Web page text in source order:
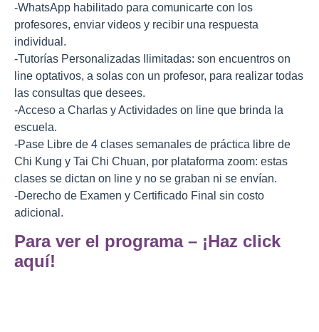
-WhatsApp habilitado para comunicarte con los
profesores, enviar videos y recibir una respuesta
individual.
-Tutorías Personalizadas Ilimitadas: son encuentros on
line optativos, a solas con un profesor, para realizar todas
las consultas que desees.
-Acceso a Charlas y Actividades on line que brinda la
escuela.
-Pase Libre de 4 clases semanales de práctica libre de
Chi Kung y Tai Chi Chuan, por plataforma zoom: estas
clases se dictan on line y no se graban ni se envían.
-Derecho de Examen y Certificado Final sin costo
adicional.
Para ver el programa – ¡Haz click
aquí!